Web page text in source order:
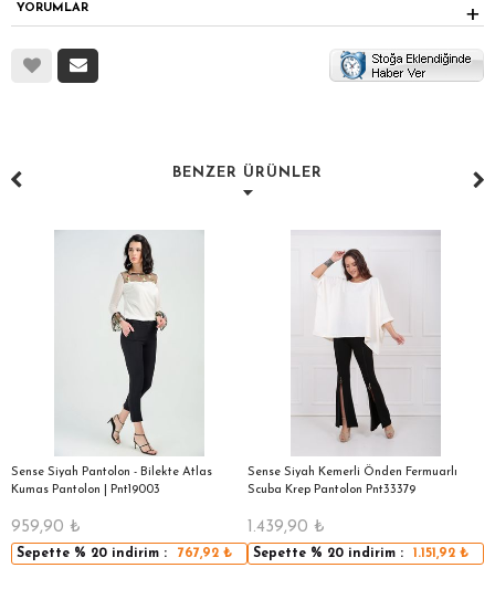
YORUMLAR
BENZER ÜRÜNLER
Sense Siyah Pantolon - Bilekte Atlas
Kumas Pantolon | Pnt19003
959,90 ₺
Sepette % 20 indirim : 767,92₺
Sense Siyah Kemerli Önden Fermuarlı
Scuba Krep Pantolon Pnt33379
1.439,90 ₺
Sepette % 20 indirim : 1.151,92 ₺